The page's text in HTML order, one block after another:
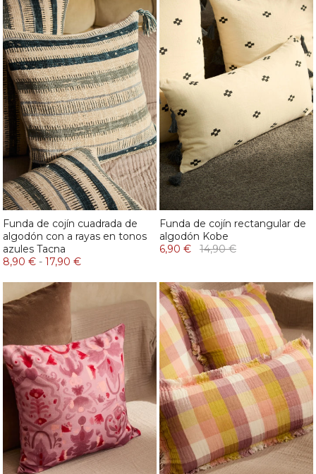
Funda de cojín cuadrada de
algodón con a rayas en tonos
azules Tacna
8,90 € - 17,90 €
Funda de cojín rectangular de
algodón Kobe
6,90 €
14,90 €